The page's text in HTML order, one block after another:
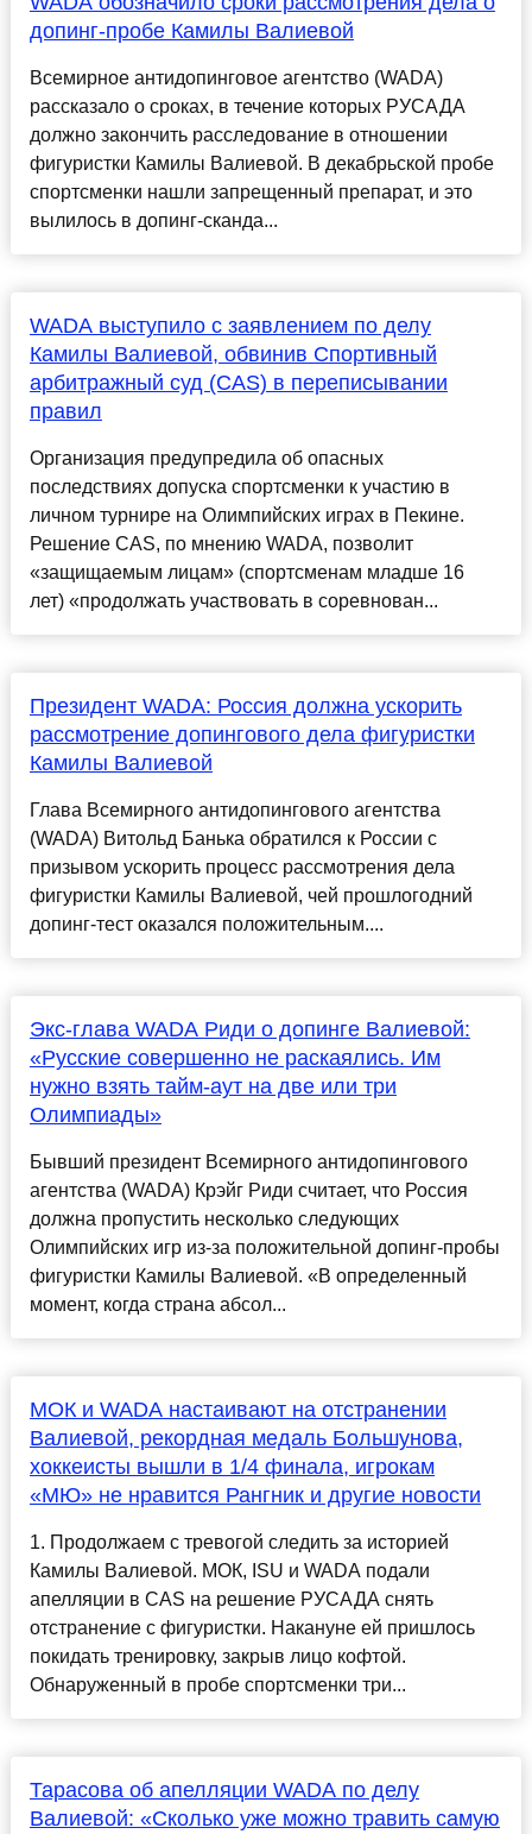
допинг-пробе Камилы Валиевой
Всемирное антидопинговое агентство (WADA)
рассказало о сроках, в течение которых РУСАДА
должно закончить расследование в отношении
фигуристки Камилы Валиевой. В декабрьской пробе
спортсменки нашли запрещенный препарат, и это
вылилось в допинг-сканда...
WADA выступило с заявлением по делу
Камилы Валиевой, обвинив Спортивный
арбитражный суд (CAS) в переписывании
правил
Организация предупредила об опасных
последствиях допуска спортсменки к участию в
личном турнире на Олимпийских играх в Пекине.
Решение CAS, по мнению WADA, позволит
«защищаемым лицам» (спорт­сменам младше 16
лет) «продолжать участвовать в соревнован...
Президент WADA: Россия должна ускорить
рассмотрение допингового дела фигуристки
Камилы Валиевой
Глава Всемирного антидопингового агентства
(WADA) Витольд Банька обратился к России с
призывом ускорить процесс рассмотрения дела
фигуристки Камилы Валиевой, чей прошлогодний
допинг-тест оказался положительным....
Экс-глава WADA Риди о допинге Валиевой:
«Русские совершенно не раскаялись. Им
нужно взять тайм-аут на две или три
Олимпиады»
Бывший президент Всемирного антидопингового
агентства (WADA) Крэйг Риди считает, что Россия
должна пропустить несколько следующих
Олимпийских игр из-за положительной допинг-пробы
фигуристки Камилы Валиевой. «В определенный
момент, когда страна абсол...
МОК и WADA настаивают на отстранении
Валиевой, рекордная медаль Большунова,
хоккеисты вышли в 1/4 финала, игрокам
«МЮ» не нравится Рангник и другие новости
1. Продолжаем с тревогой следить за историей
Камилы Валиевой. МОК, ISU и WADA подали
апелляции в CAS на решение РУСАДА снять
отстранение с фигуристки. Накануне ей пришлось
покидать тренировку, закрыв лицо кофтой.
Обнаруженный в пробе спортсменки три...
Тарасова об апелляции WADA по делу
Валиевой: «Сколько уже можно травить самую